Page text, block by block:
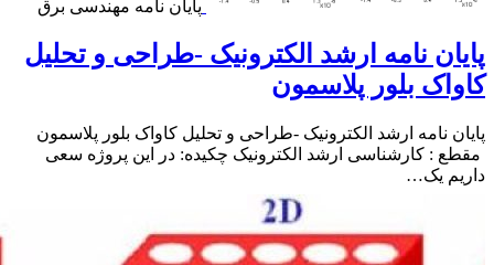
پایان نامه مهندسی برق
نامه ارشد الکترونیک -طراحی و تحلیل
بلور پلاسمون
نامه ارشد الکترونیک -طراحی و تحلیل کاواک بلور پلاسمون
: کارشناسی ارشد الکترونیک چکیده: در این پروژه سعی
یک…